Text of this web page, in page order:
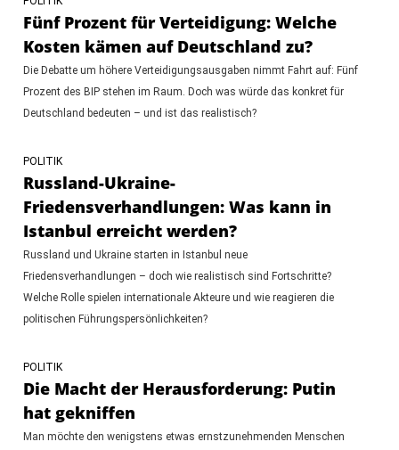
Fünf Prozent für Verteidigung: Welche
Kosten kämen auf Deutschland zu?
Die Debatte um höhere Verteidigungsausgaben nimmt Fahrt auf: Fünf
Prozent des BIP stehen im Raum. Doch was würde das konkret für
Deutschland bedeuten – und ist das realistisch?
POLITIK
Russland-Ukraine-
Friedensverhandlungen: Was kann in
Istanbul erreicht werden?
Russland und Ukraine starten in Istanbul neue
Friedensverhandlungen – doch wie realistisch sind Fortschritte?
Welche Rolle spielen internationale Akteure und wie reagieren die
politischen Führungspersönlichkeiten?
POLITIK
Die Macht der Herausforderung: Putin
hat gekniffen
Man möchte den wenigstens etwas ernstzunehmenden Menschen